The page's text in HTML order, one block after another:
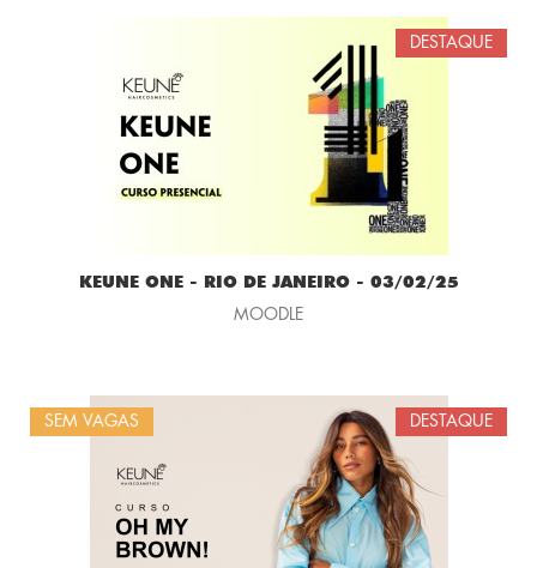
DESTAQUE
KEUNE ONE - RIO DE JANEIRO - 03/02/25
MOODLE
SEM VAGAS DESTAQUE